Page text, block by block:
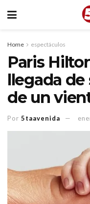
Home espectáculos
Paris
llegada de
de un
Por 5taavenida